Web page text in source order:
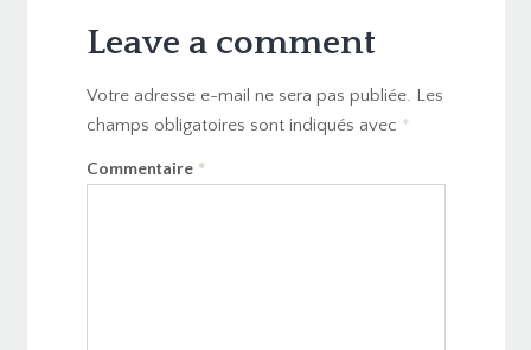
Leave a comment
Votre adresse e-mail ne sera pas publiée. Les
champs obligatoires sont indiqués avec *
Commentaire *